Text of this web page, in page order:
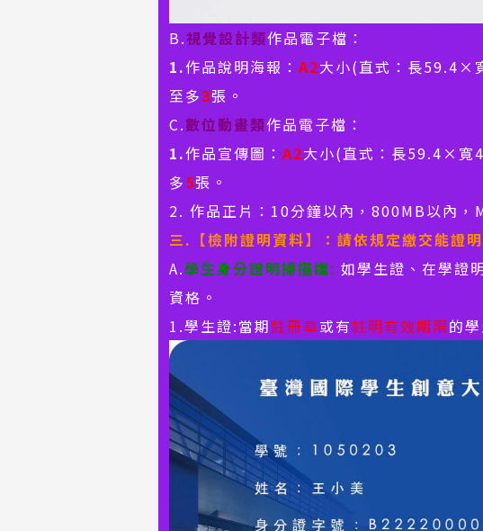
B.視覺設計類作品電子檔：
1.作品說明海報：A2大小(直式：長59.4×
至多3張。
C.數位動畫類作品電子檔：
1.作品宣傳圖：A2大小(直式：長59.4×寬
多5張。
2. 作品正片：10分鐘以內，800MB以內，
三. 【檢附證明資料】： 請依規定繳交能證
A.學生身分證明掃描檔: 如學生證、在學證
資格。
1.學生證:當期註冊章或有註明有效期限的